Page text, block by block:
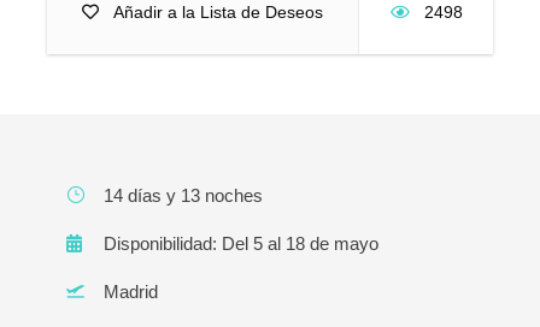
Añadir a la Lista de Deseos 2498
14 días y 13 noches
Disponibilidad: Del 5 al 18 de mayo
Madrid